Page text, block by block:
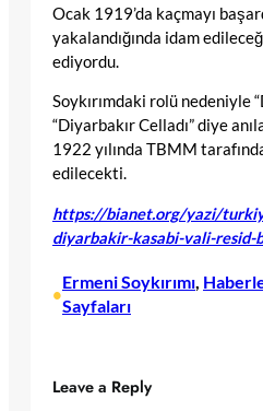
Ocak 1919’da kaçmayı
yakalandığında idam
ediyordu.
Soykırımdaki rolü nedeniyle
“Diyarbakır Celladı” diye
1922 yılında TBMM
edilecekti.
https://bianet.org/yazi/
diyarbakir-kasabi-vali-resid-
•
Ermeni Soykırımı,
Sayfaları
Leave a Reply